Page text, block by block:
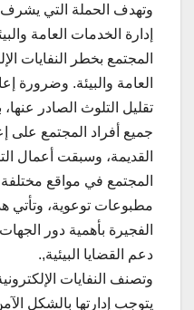
وتهدف الحملة التي يشرف
إدارة الخدمات العامة
المجتمع بخطر النفايات
العامة والبيئة. وضرورة
تقليل التلوث الصادر
جميع أفراد المجتمع على
القديمة، وسبقت أعمال
المجتمع في مواقع مختلفة
مطبوعات توعوية، وتأتي
الفجيرة بأهمية دور
دعم القضايا البيئية,.
وتصنف النفايات
يتوجب إدارتها بالشكل